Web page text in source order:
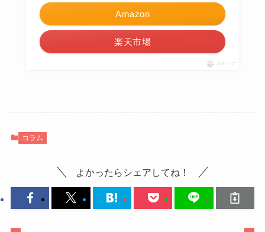
Amazon
楽天市場
ポチップ
コラム
よかったらシェアしてね！